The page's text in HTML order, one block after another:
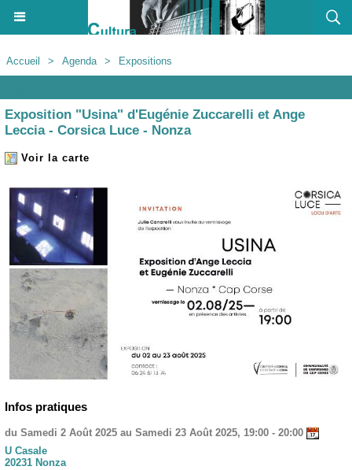
Accueil > Agenda > Expositions
Exposition "Usina" d'Eugénie Zuccarelli et Ange
Leccia - Corsica Luce - Nonza
Voir la carte
Infos pratiques
du Samedi 2 Août 2025 au Samedi 23 Août 2025, 19:00 - 20:00
U Casale
20231 Nonza